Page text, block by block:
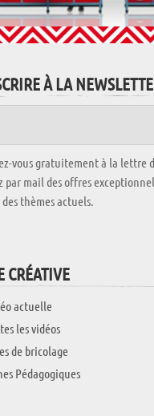
À LA
vous gratuitement à la lettre
par mail des offres
thèmes actuels.
CRÉATIVE
actuelle
les vidéos
de bricolage
Pédagogiques